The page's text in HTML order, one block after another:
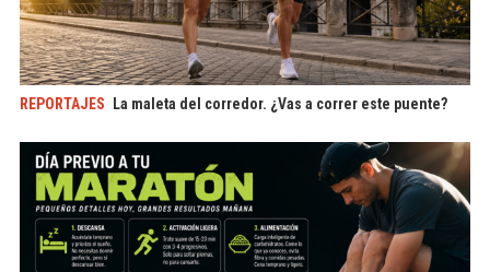
REPORTAJES La maleta del corredor. ¿Vas a correr este puente?